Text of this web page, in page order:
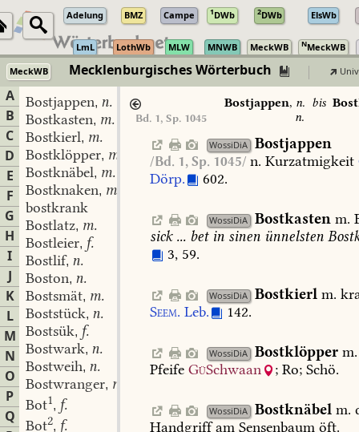
Adelung BMZ Campe 1DWb 2DWb ElsWb
LmL LothWb MLW MNWB MeckWB NMeckWB
MeckWB
Mecklenburgisches Wörterbuch
A
B
C
D
E
F
G
H
I
J
K
L
M
N
O
P
Q
Bostjappen, n.
Bostkasten, m.
Bostkierl, m.
Bostklöpper, m.
Bostknäbel, m.
Bostknaken, m.
bostkrank
Bostlatz, m.
Bostleier, f.
Bostlif, n.
Boston, n.
Bostsmät, m.
Boststück, n.
Bostsük, f.
Bostwark, n.
Bostweih, n.
Bostwranger, m.
Bot1, f.
Bot2, f.
Bd. 1, Sp. 1045
Bostjappen, n. bis
n.
WossiDiA Bostjappen
/Bd. 1, Sp. 1045/n. Kurzatmigkeit
Dörp.
602.
WossiDiA Bostkasten m.
sick... betin sinen ünnelsten
3, 59.
WossiDiA Bostkierl m.
Seem. Leb. 142.
WossiDiA Bostklöpper m.
Pfeife GüSchwaan ; Ro; Schö.
WossiDiA Bostknäbel m.
Handgriffam Sensenbaum öft.